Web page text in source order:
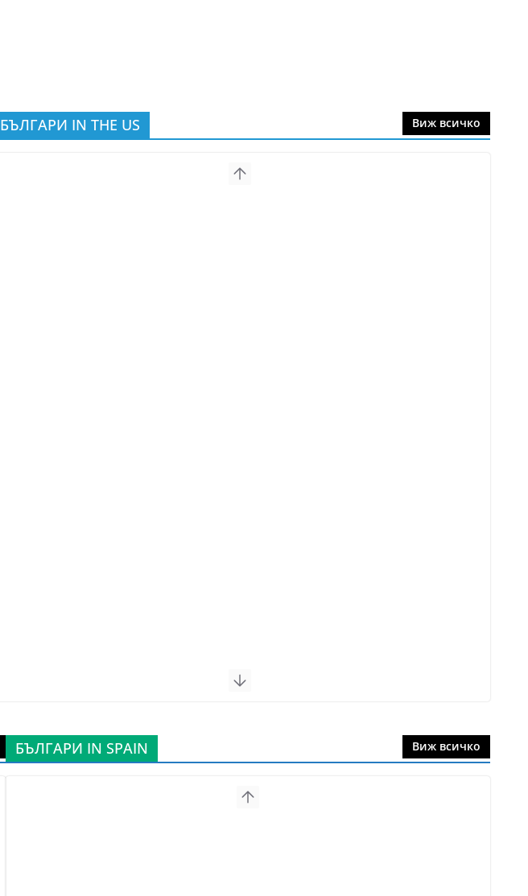
БЪЛГАРИ IN THE US Виж всичко
БЪЛГАРИ IN SPAIN Виж всичко